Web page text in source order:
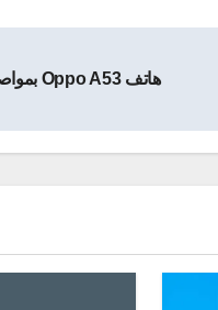
هاتف Oppo A53 بمواصفات متوسطة, تصميم من المعدن